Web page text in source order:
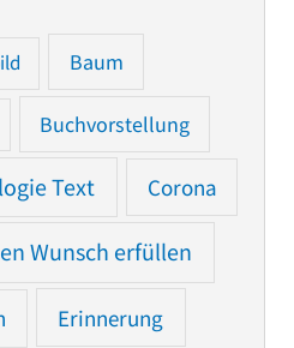
Baum
Buchvorstellung
Text Corona
Wunsch erfüllen
Erinnerung